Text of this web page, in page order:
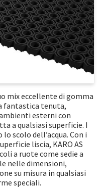
mix eccellente di gomma
fantastica tenuta,
esterni con
a qualsiasi superficie. I
scolo dell’acqua. Con i
liscia, KARO AS
a ruote come sedie a
nelle dimensioni,
su misura in qualsiasi
speciali.